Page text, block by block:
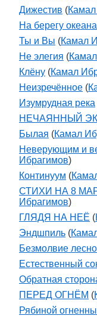
Дижестив (
На берегу океана
Ты и Вы (Камал
Не элегия (
Клёну (Камал
Неизречённое (
Изумрудная река
НЕЧАЯННЫЙ
Былая (Камал
Неверующим и
Ибрагимов)
Континуум (
СТИХИ НА 8
Ибрагимов)
ГЛЯДЯ НА НЕЁ (
Эндшпиль (
Безмолвие
Естественный
Обратная
ПЕРЕД ОГНЁМ (
Рябиной